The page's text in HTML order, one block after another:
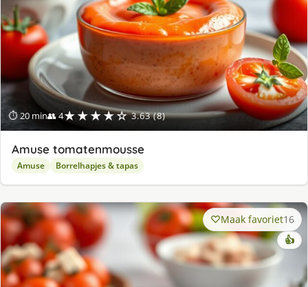
⏱ 20 min👥 4★★★★☆ 3.63 (8)
Amuse tomatenmousse
Amuse Borrelhapjes & tapas
Maak favoriet16
👍